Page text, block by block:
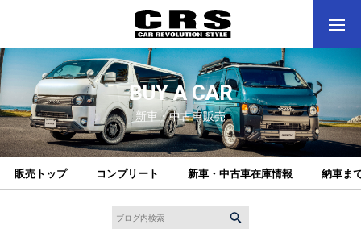
BUY A CAR
新車・中古車販売
販売トップ コンプリート 新車・中古車在庫情報 納車ま